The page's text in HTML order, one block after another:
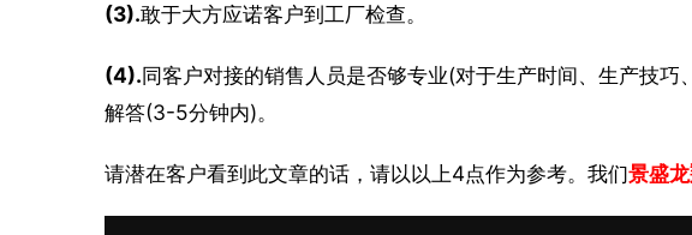
(3).敢于大方应诺客户到工厂检查。
(4).同客户对接的销售人员是否够专业(对于生产时间、生产技
解答(3-5分钟内)。
请潜在客户看到此文章的话，请以以上4点作为参考。我们景盛